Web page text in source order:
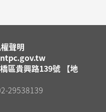
聲明
區貴興路139號 【地
29538139